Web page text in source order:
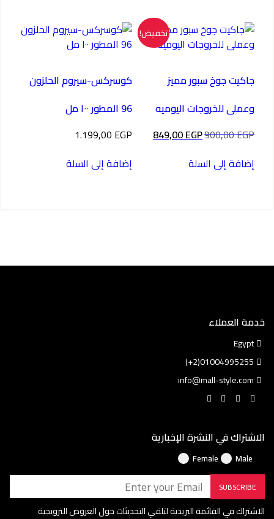
تخفيض!
جاكيت جوخ سبور مميز
وعملى للخروجات اليوميه
900,00EGP السعر
الأصلي
هو:
900,00 EGP.
849,00EGP
الحالي
849,00 EGP. إضافة إلى السلة
كوسركس-سيروم الحلزون
96 المطور ١٠٠ مل
1.199,00 EGP
إضافة إلى السلة
خدمة العملاء
Egypt
01004995255(2+)
info@mall-style.com
الاشتراك في النشرة الإخبارية
Male
Female
SUBSCRIBE
الاشتراك في القائمة البريدية لتلقي التحديثات حول العروض الترويجية